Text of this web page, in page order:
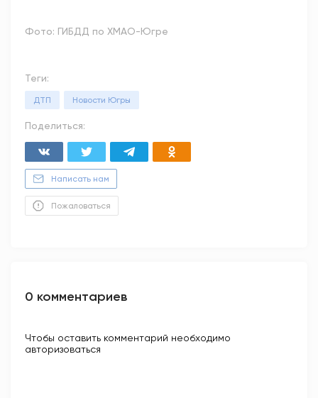
Фото: ГИБДД по ХМАО-Югре
Теги:
ДТП Новости Югры
Поделиться:
Написать нам
Пожаловаться
0 комментариев
Чтобы оставить комментарий необходимо
авторизоваться